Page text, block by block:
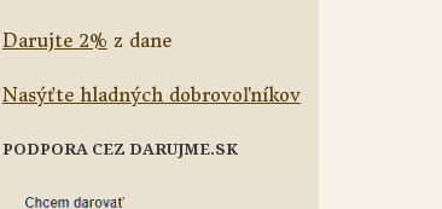
Darujte 2% z dane
Nasýťte hladných dobrovoľníkov
PODPORA CEZ DARUJME.SK